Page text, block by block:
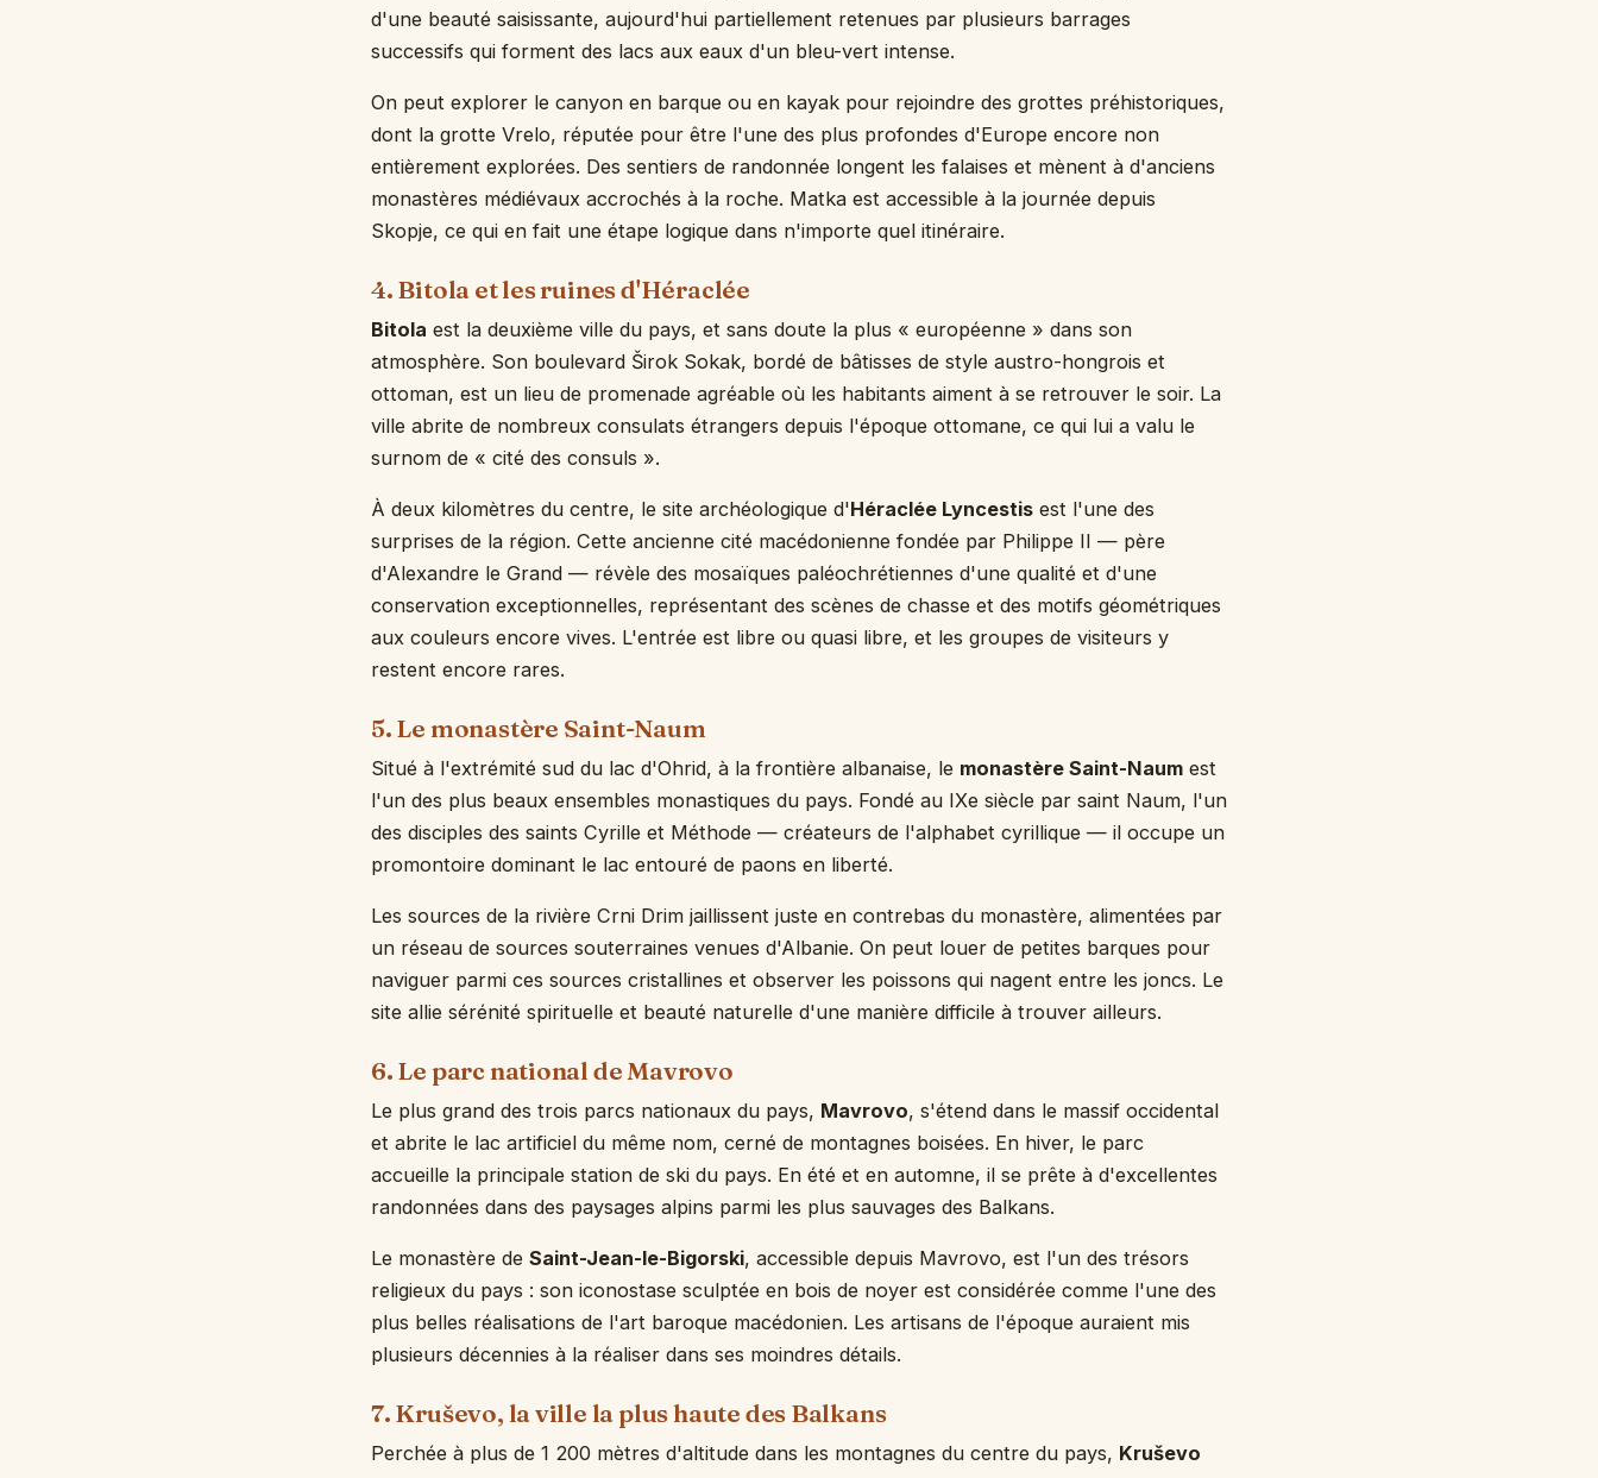
d'une beauté saisissante, aujourd'hui partiellement retenues par plusieurs barrages
successifs qui forment des lacs aux eaux d'un bleu-vert intense.
On peut explorer le canyon en barque ou en kayak pour rejoindre des grottes préhistoriques,
dont la grotte Vrelo, réputée pour être l'une des plus profondes d'Europe encore non
entièrement explorées. Des sentiers de randonnée longent les falaises et mènent à d'anciens
monastères médiévaux accrochés à la roche. Matka est accessible à la journée depuis
Skopje, ce qui en fait une étape logique dans n'importe quel itinéraire.
4. Bitola et les ruines d'Héraclée
Bitola est la deuxième ville du pays, et sans doute la plus « européenne » dans son
atmosphère. Son boulevard Širok Sokak, bordé de bâtisses de style austro-hongrois et
ottoman, est un lieu de promenade agréable où les habitants aiment à se retrouver le soir. La
ville abrite de nombreux consulats étrangers depuis l'époque ottomane, ce qui lui a valu le
surnom de « cité des consuls ».
À deux kilomètres du centre, le site archéologique d'Héraclée Lyncestis est l'une des
surprises de la région. Cette ancienne cité macédonienne fondée par Philippe II — père
d'Alexandre le Grand — révèle des mosaïques paléochrétiennes d'une qualité et d'une
conservation exceptionnelles, représentant des scènes de chasse et des motifs géométriques
aux couleurs encore vives. L'entrée est libre ou quasi libre, et les groupes de visiteurs y
restent encore rares.
5. Le monastère Saint-Naum
Situé à l'extrémité sud du lac d'Ohrid, à la frontière albanaise, le monastère Saint-Naum est
l'un des plus beaux ensembles monastiques du pays. Fondé au IXe siècle par saint Naum, l'un
des disciples des saints Cyrille et Méthode — créateurs de l'alphabet cyrillique — il occupe un
promontoire dominant le lac entouré de paons en liberté.
Les sources de la rivière Crni Drim jaillissent juste en contrebas du monastère, alimentées par
un réseau de sources souterraines venues d'Albanie. On peut louer de petites barques pour
naviguer parmi ces sources cristallines et observer les poissons qui nagent entre les joncs. Le
site allie sérénité spirituelle et beauté naturelle d'une manière difficile à trouver ailleurs.
6. Le parc national de Mavrovo
Le plus grand des trois parcs nationaux du pays, Mavrovo, s'étend dans le massif occidental
et abrite le lac artificiel du même nom, cerné de montagnes boisées. En hiver, le parc
accueille la principale station de ski du pays. En été et en automne, il se prête à d'excellentes
randonnées dans des paysages alpins parmi les plus sauvages des Balkans.
Le monastère de Saint-Jean-le-Bigorski, accessible depuis Mavrovo, est l'un des trésors
religieux du pays : son iconostase sculptée en bois de noyer est considérée comme l'une des
plus belles réalisations de l'art baroque macédonien. Les artisans de l'époque auraient mis
plusieurs décennies à la réaliser dans ses moindres détails.
7. Kruševo, la ville la plus haute des Balkans
Perchée à plus de 1 200 mètres d'altitude dans les montagnes du centre du pays, Kruševo